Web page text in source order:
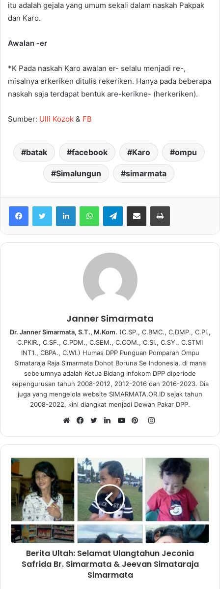
itu adalah gejala yang umum sekali dalam naskah Pakpak
dan Karo.
Awalan -er
*K Pada naskah Karo awalan er- selalu menjadi re-,
misalnya erkeriken ditulis rekeriken. Hanya pada beberapa
naskah saja terdapat bentuk are-kerikne- (herkeriken).
Sumber: Ulli Kozok & FB
batak facebook Karo ompu
Simalungun simarmata
Telegram
Janner Simarmata
Dr. Janner Simarmata, S.T., M.Kom. (C.SP., C.BMC., C.DMP., C.PI.,
C.PKIR., C.SF., C.PDM., C.SEM., C.COM., C.SI., C.SY., C.STMI
INT'l., CBPA., C.WI.) Humas DPP Punguan Pomparan Ompu
Simataraja Raja Simarmata Dohot Boruna Se Indonesia, di mana
sebelumnya adalah Ketua Bidang Infokom DPP diperiode
kepengurusan tahun 2008-2012, 2012-2016 dan 2016-2023. Dia
juga yang mengelola website SIMARMATA.OR.ID sejak tahun
2008-2022, kini diangkat menjadi Dewan Pakar DPP.
e
b
i
t
e
a
c
e
b
o
k
w
t
t
e
r
i
k
e
d
I
n
o
T
u
b
e
i
e
r
s
t
I
s
t
a
r
a
m
Berita Ultah: Selamat Ulangtahun Jeconia
Safrida Br. Simarmata & Jeevan Simataraja
Simarmata